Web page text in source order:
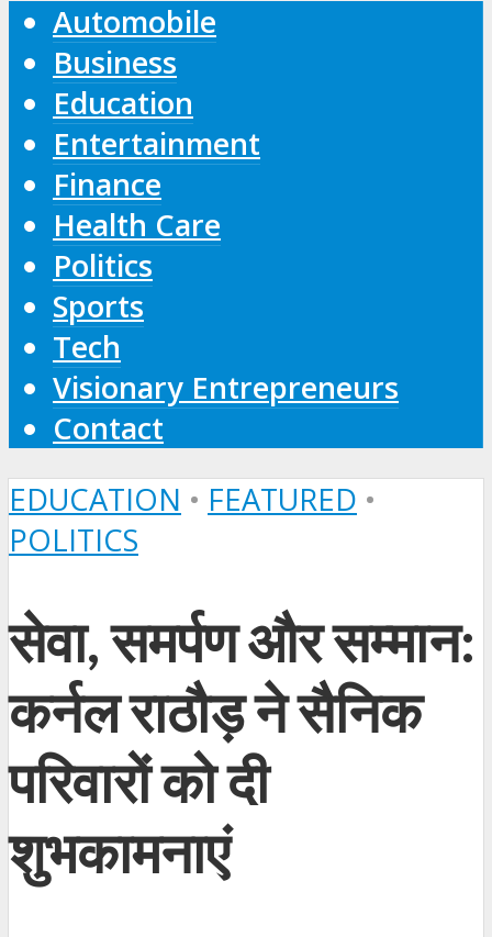
Automobile
Business
Education
Entertainment
Finance
Health Care
Politics
Sports
Tech
Visionary Entrepreneurs
Contact
EDUCATION • FEATURED •
POLITICS
सेवा, समर्पण और सम्मान:
कर्नल राठौड़ ने सैनिक
परिवारों को दी
शुभकामनाएं